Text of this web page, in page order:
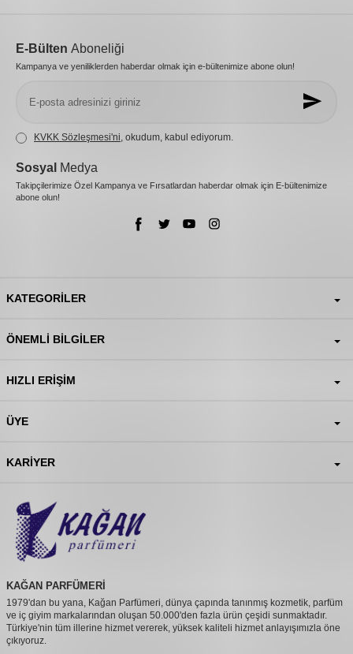
E-Bülten Aboneliği
Kampanya ve yeniliklerden haberdar olmak için e-bültenimize abone olun!
KVKK Sözleşmesi'ni , okudum, kabul ediyorum.
Sosyal Medya
Takipçilerimize Özel Kampanya ve Fırsatlardan haberdar olmak için E-bültenimize
abone olun!
KATEGORILER
ÖNEMLI BILGILER
HIZLI ERIŞIM
ÜYE
KARIYER
KAĞAN PARFÜMERİ
1979'dan bu yana, Kağan Parfümeri, dünya çapında tanınmış kozmetik, parfüm
ve iç giyim markalarından oluşan 50.000'den fazla ürün çeşidi sunmaktadır.
Türkiye'nin tüm illerine hizmet vererek, yüksek kaliteli hizmet anlayışımızla öne
çıkıyoruz.